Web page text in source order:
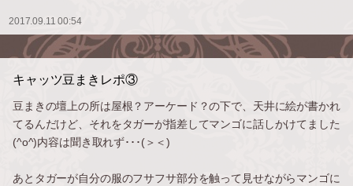
2017.09.11 00:54
キャッツ豆まきレポ③
豆まきの壇上の所は屋根？アーケード？の下で、天井に絵が書かれ
てるんだけど、それをタガーが指差してマンゴに話しかけてました
(^o^)内容は聞き取れず･･･(＞＜)
あとタガーが自分の服のフサフサ部分を触って見せながらマンゴに